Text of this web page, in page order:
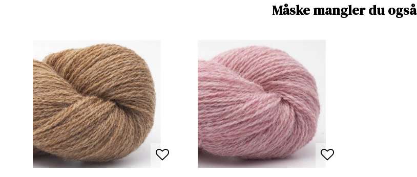
Måske mangler du også